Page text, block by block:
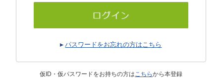
パスワードをお忘れの方はこちら
仮ID・仮パスワードをお持ちの方はこちらから本登録